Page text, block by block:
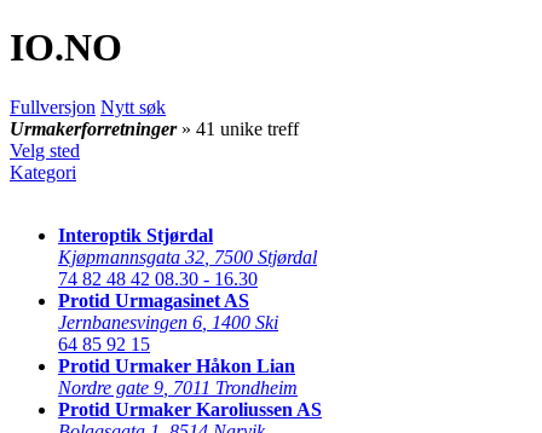
IO.NO
Fullversjon Nytt søk
Urmakerforretninger » 41 unike treff
Velg sted
Kategori
Interoptik Stjørdal
Kjøpmannsgata 32 7500 Stjørdal
74 82 48 42 08.30 - 16.30
Protid Urmagasinet AS
Jernbanesvingen 6 1400 Ski
64 85 92 15
Protid Urmaker Håkon Lian
Nordre gate 9 7011 Trondheim
Protid Urmaker Karoliussen AS